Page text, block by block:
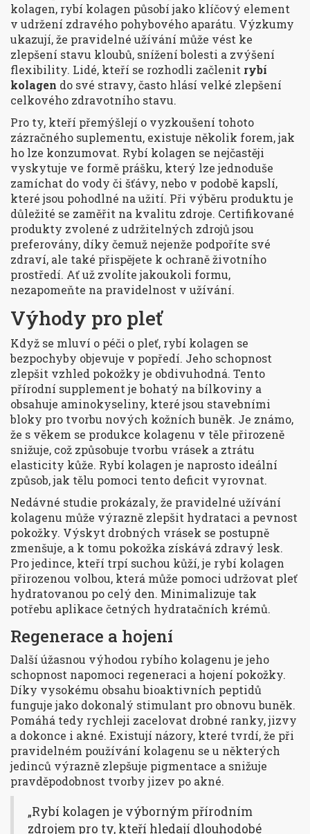
kolagen, rybí kolagen působí jako klíčový element
v udržení zdravého pohybového aparátu. Výzkumy
ukazují, že pravidelné užívání může vést ke
zlepšení stavu kloubů, snížení bolesti a zvýšení
flexibility. Lidé, kteří se rozhodli začlenit rybí
kolagen do své stravy, často hlásí velké zlepšení
celkového zdravotního stavu.
Pro ty, kteří přemýšlejí o vyzkoušení tohoto
zázračného suplementu, existuje několik forem, jak
ho lze konzumovat. Rybí kolagen se nejčastěji
vyskytuje ve formě prášku, který lze jednoduše
zamíchat do vody či šťávy, nebo v podobě kapslí,
které jsou pohodlné na užití. Při výběru produktu je
důležité se zaměřit na kvalitu zdroje. Certifikované
produkty zvolené z udržitelných zdrojů jsou
preferovány, díky čemuž nejenže podpoříte své
zdraví, ale také přispějete k ochraně životního
prostředí. Ať už zvolíte jakoukoli formu,
nezapomeňte na pravidelnost v užívání.
Výhody pro pleť
Když se mluví o péči o pleť, rybí kolagen se
bezpochyby objevuje v popředí. Jeho schopnost
zlepšit vzhled pokožky je obdivuhodná. Tento
přírodní supplement je bohatý na bílkoviny a
obsahuje aminokyseliny, které jsou stavebními
bloky pro tvorbu nových kožních buněk. Je známo,
že s věkem se produkce kolagenu v těle přirozeně
snižuje, což způsobuje tvorbu vrásek a ztrátu
elasticity kůže. Rybí kolagen je naprosto ideální
způsob, jak tělu pomoci tento deficit vyrovnat.
Nedávné studie prokázaly, že pravidelné užívání
kolagenu může výrazně zlepšit hydrataci a pevnost
pokožky. Výskyt drobných vrásek se postupně
zmenšuje, a k tomu pokožka získává zdravý lesk.
Pro jedince, kteří trpí suchou kůží, je rybí kolagen
přirozenou volbou, která může pomoci udržovat pleť
hydratovanou po celý den. Minimalizuje tak
potřebu aplikace četných hydratačních krémů.
Regenerace a hojení
Další úžasnou výhodou rybího kolagenu je jeho
schopnost napomoci regeneraci a hojení pokožky.
Díky vysokému obsahu bioaktivních peptidů
funguje jako dokonalý stimulant pro obnovu buněk.
Pomáhá tedy rychleji zacelovat drobné ranky, jizvy
a dokonce i akné. Existují názory, které tvrdí, že při
pravidelném používání kolagenu se u některých
jedinců výrazně zlepšuje pigmentace a snižuje
pravděpodobnost tvorby jizev po akné.
„Rybí kolagen je výborným přírodním
zdrojem pro ty, kteří hledají dlouhodobé